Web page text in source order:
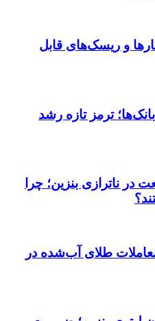
و ریسک‌های قابل
ترمز تازه رشد
ناترازی بنزین؛ چرا
طلای آب‌شده در